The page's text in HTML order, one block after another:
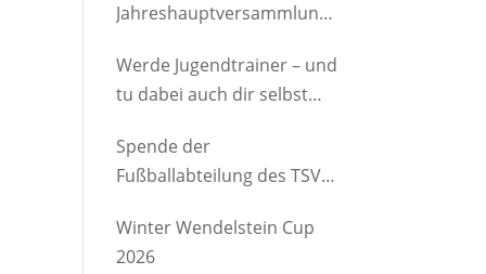
Jahreshauptversammlung
12.03.2026
Werde Jugendtrainer – und
tu dabei auch dir selbst
Spende der
Fußballabteilung des TSV
Kindergartenverein
Degerndorf/Brannenburg
Winter Wendelstein Cup
2026